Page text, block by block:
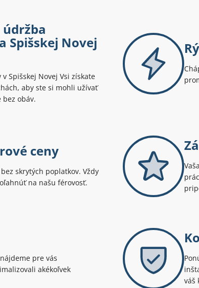
Spišskej Novej
Spišskej Novej Vsi získate
aby ste si mohli užívať
obáv.
ceny
skrytých poplatkov. Vždy
na našu férovosť.
pre vás
akékoľvek
váš